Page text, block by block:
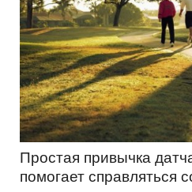
Простая привычка
помогает справляться